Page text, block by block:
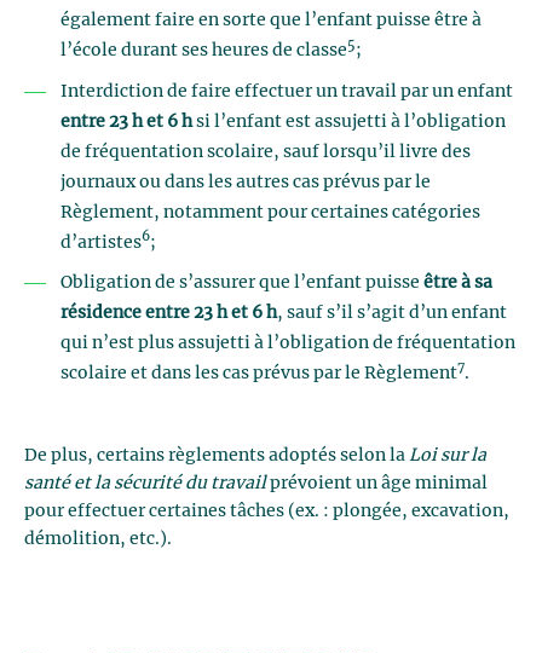
également faire en sorte que l’enfant puisse être à
l’école durant ses heures de classe 5 ;
Interdiction de faire effectuer un travail par un enfant
entre 23 h et 6 hsi l’enfant est assujetti à l’obligation
de fréquentation scolaire, sauf lorsqu’il livre des
journaux ou dans les autres cas prévus par le
Règlement, notamment pour certaines catégories
d’artistes6;
Obligation de s’assurer que l’enfant puisse être à sa
résidence entre 23 h et 6 h, sauf s’il s’agit d’un enfant
qui n’est plus assujetti à l’obligation de fréquentation
scolaire et dans les cas prévus par le Règlement7.
De plus, certains règlements adoptés selon la Loi sur la
santé et la sécurité du travailprévoient un âge minimal
pour effectuer certaines tâches (ex. : plongée, excavation,
démolition, etc.).